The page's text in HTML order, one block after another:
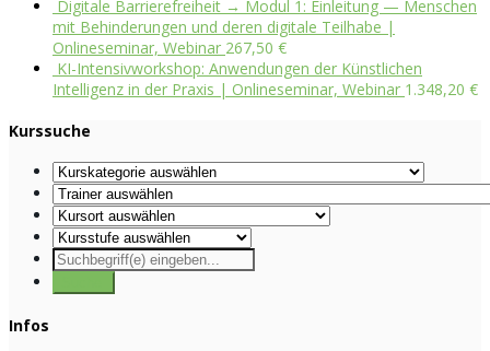
Digitale Barrierefreiheit → Modul 1: Einleitung — Menschen
mit Behinderungen und deren digitale Teilhabe |
Onlineseminar, Webinar 267,50 €
KI-Intensivworkshop: Anwendungen der Künstlichen
Intelligenz in der Praxis | Onlineseminar, Webinar 1.348,20 €
Kurssuche
Infos